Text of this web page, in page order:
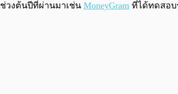
วงต้นปีที่ผ่านมาเช่น MoneyGram ที่ได้ทดสอบ